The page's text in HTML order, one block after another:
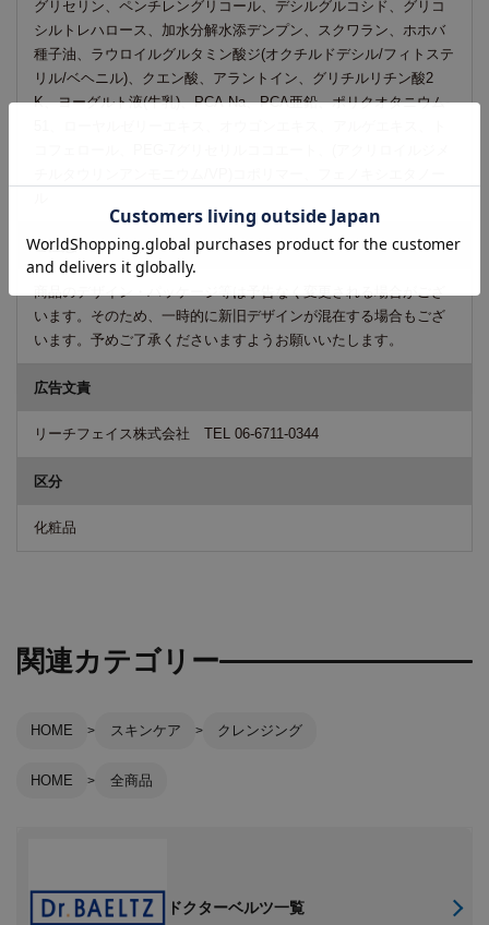
グリセリン、ペンチレングリコール、デシルグルコシド、グリコ
シルトレハロース、加水分解水添デンプン、スクワラン、ホホバ
種子油、ラウロイルグルタミン酸ジ(オクチルドデシル/フィトステ
リル/ベヘニル)、クエン酸、アラントイン、グリチルリチン酸2
K、ヨーグルト液(牛乳)、PCA-Na、PCA亜鉛、ポリクオタニウム-
ご注意
います。そのため、一時的に新旧デザインが混在する場合もござ
います。予めご了承くださいますようお願いいたします。
広告文責
リーチフェイス株式会社 TEL 06-6711-0344
区分
化粧品
関連カテゴリー
HOME スキンケア クレンジング
HOME 全商品
ドクターベルツ一覧